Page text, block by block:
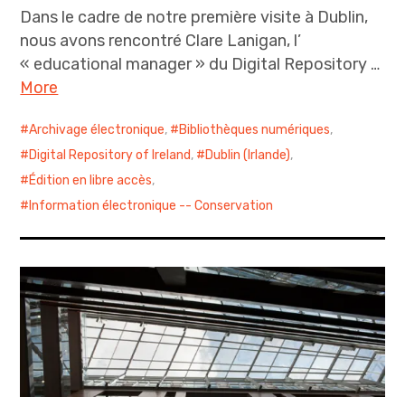
Dans le cadre de notre première visite à Dublin,
nous avons rencontré Clare Lanigan, l’
« educational manager » du Digital Repository …
More
Archivage électronique, Bibliothèques numériques,
Digital Repository of Ireland, Dublin (Irlande),
Édition en libre accès,
Information électronique -- Conservation